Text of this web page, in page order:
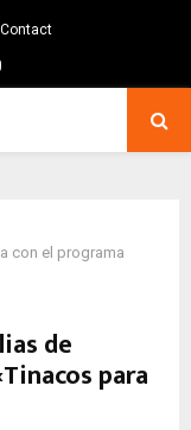
Contact
Youtube
con el programa
de
para